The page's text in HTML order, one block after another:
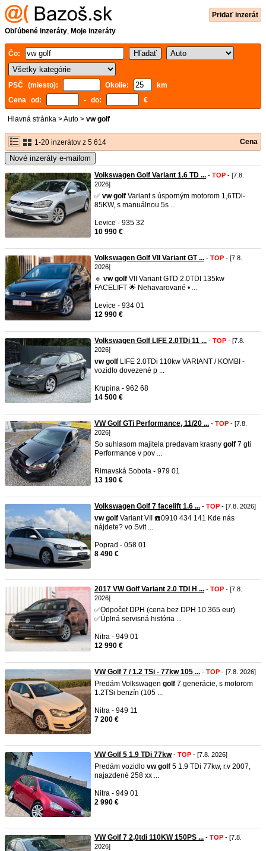
Pridať inzerát
Obľúbené inzeráty, Moje inzeráty
Čo:
PSČ (miesto): Okolie:
km
Cena od:
- do: €
Hlavná stránka >Auto > vw golf
1-20 inzerátov z 5 614 Cena
Nové inzeráty e-mailom
Volkswagen Golf Variant 1.6 TD ... - TOP - [7.8.
2026]
✅️ vw golf Variant s úsporným motorom 1,6TDi-
85KW, s manuálnou 5s ...
Levice - 935 32
10 990 €
Volkswagen Golf VII Variant GT ... - TOP - [7.8.
2026]
🔹 vw golf VII Variant GTD 2.0TDI 135kw
FACELIFT 🌟 Nehavarované • ...
Levice - 934 01
12 990 €
Volkswagen Golf LIFE 2.0TDi 11 ... - TOP - [7.8.
2026]
vw golf LIFE 2.0TDi 110kw VARIANT / KOMBI -
vozidlo dovezené p ...
Krupina - 962 68
14 500 €
VW Golf GTi Performance, 11/20 ... - TOP - [7.8.
2026]
So suhlasom majitela predavam krasny golf 7 gti
Performance v pov ...
Rimavská Sobota - 979 01
13 190 €
Volkswagen Golf 7 facelift 1.6 ... - TOP - [7.8. 2026]
vw golf Variant VII ☎️0910 434 141 Kde nás
nájdete? vo Svit ...
Poprad - 058 01
8 490 €
2017 VW Golf Variant 2.0 TDI H ... - TOP - [7.8.
2026]
✅Odpočet DPH (cena bez DPH 10.365 eur)
✅Úplná servisná história ...
Nitra - 949 01
12 990 €
VW Golf 7 / 1.2 TSi - 77kw 105 ... - TOP - [7.8. 2026]
Predám Volkswagen golf 7 generácie, s motorom
1.2TSi benzín (105 ...
Nitra - 949 11
7 200 €
VW Golf 5 1.9 TDi 77kw- TOP - [7.8. 2026]
Predám vozidlo vw golf 5 1.9 TDi 77kw, r.v 2007,
najazdené 258 xx ...
Nitra - 949 01
2 990 €
VW Golf 7 2,0tdi 110KW 150PS ... - TOP - [7.8.
2026]